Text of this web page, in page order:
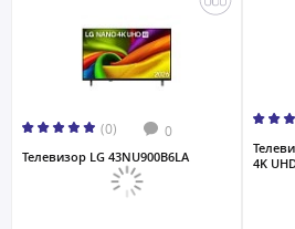
(0) 0
Телевизор LG 43NU900B6LA
4K